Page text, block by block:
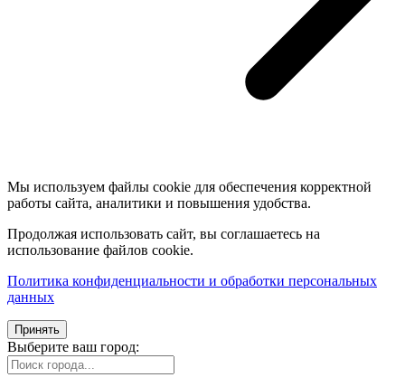
Мы используем файлы cookie для обеспечения корректной
работы сайта, аналитики и повышения удобства.
Продолжая использовать сайт, вы соглашаетесь на
использование файлов cookie.
Политика конфиденциальности и обработки персональных
данных
Принять
Выберите ваш город: